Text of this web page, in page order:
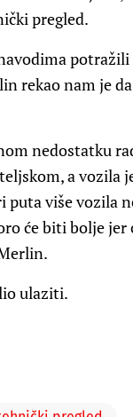
pregled.
rekao nam je
nedostatku
a vozila
više vozila
će biti bolje
ulaziti.